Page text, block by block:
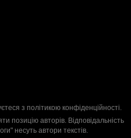
з політикою конфіденційності.
позицію авторів. Відповідальність
несуть автори текстів.